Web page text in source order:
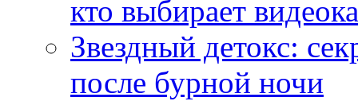
кто выбирает
Звездный детокс:
после бурной ночи